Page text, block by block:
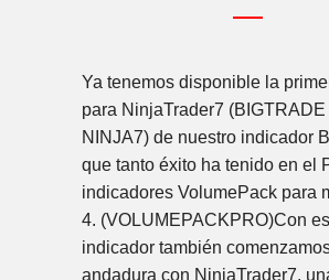
Ya tenemos disponible la
para NinjaTrader7 (BIGTRADE
NINJA7) de nuestro indicador
que tanto éxito ha tenido en el
indicadores VolumePack para
4. (VOLUMEPACKPRO)Con
indicador también
andadura con NinjaTrader7,